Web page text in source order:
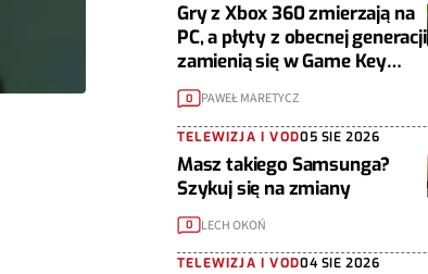
Gry z Xbox 360 zmierzają na
PC, a płyty z obecnej generacji
zamienią się w Game Key
Cardy
0 PAWEŁ MARETYCZ
TELEWIZJA I VOD05 SIE 2026
Masz takiego Samsunga?
Szykuj się na zmiany
0 LECH OKOŃ
TELEWIZJA I VOD04 SIE 2026